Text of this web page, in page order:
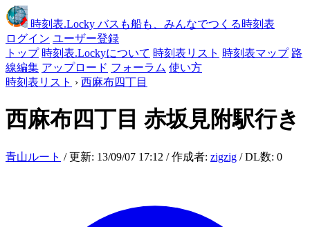
時刻表.Locky バスも船も、みんなでつくる時刻表
ログイン ユーザー登録
トップ 時刻表.Lockyについて 時刻表リスト 時刻表マップ 路
線編集 アップロード フォーラム 使い方
時刻表リスト › 西麻布四丁目
西麻布四丁目 赤坂見附駅行き
青山ルート / 更新: 13/09/07 17:12 / 作成者: zigzig / DL数: 0